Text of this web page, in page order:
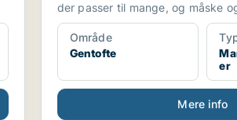
der passer til mange, og måske
Område
Gentofte
er
Mere info